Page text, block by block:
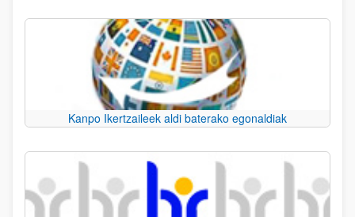
Kanpo Ikertzaileek aldi baterako egonaldiak